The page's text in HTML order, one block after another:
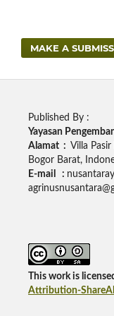
MAKE A
Published By :
Yayasan
Alamat : Villa
Bogor Barat,
E-mail :
This work is
Attribution-